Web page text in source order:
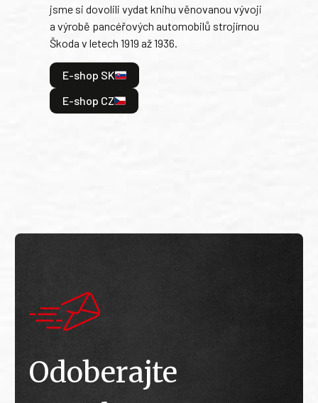
jsme si dovolili vydat knihu věnovanou vývoji
a výrobě pancéřových automobilů strojírnou
Škoda v letech 1919 až 1936.
E-shop SK
E-shop CZ
Odoberajte